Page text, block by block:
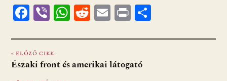
F
e
b
Vi
er
W
at
s
R
d
di
E
ai
l
Pr
t za
« ELŐZŐ CIKK
Északi front és amerikai látogató